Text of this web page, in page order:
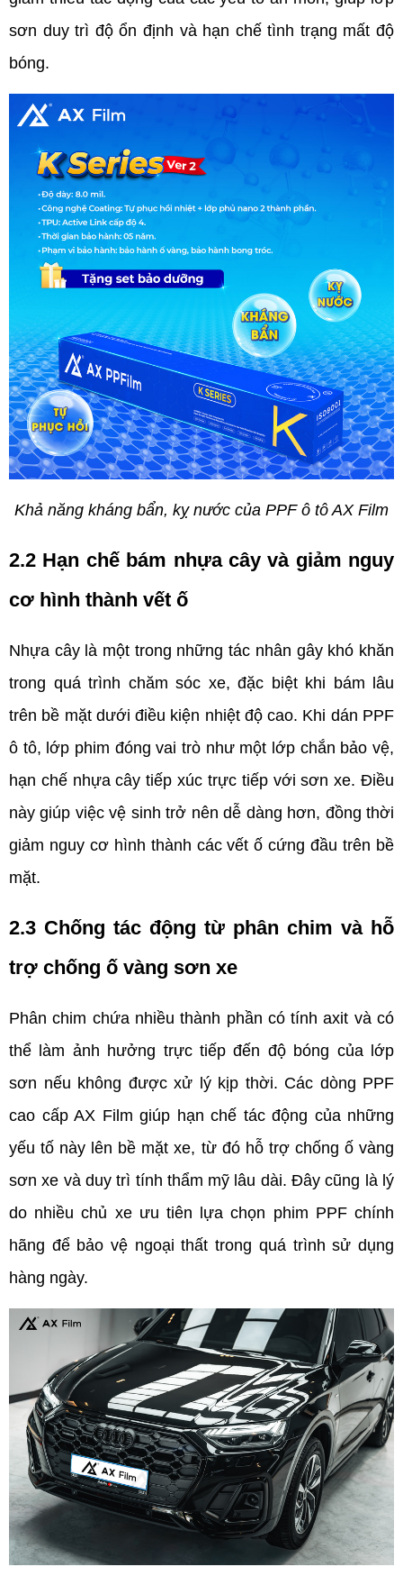
sơn duy trì độ ổn định và hạn chế tình trạng mất độ
bóng.
Khả năng kháng bẩn, kỵ nước của PPF ô tô AX Film
2.2 Hạn chế bám nhựa cây và giảm nguy
cơ hình thành vết ố
Nhựa cây là một trong những tác nhân gây khó khăn
trong quá trình chăm sóc xe, đặc biệt khi bám lâu
trên bề mặt dưới điều kiện nhiệt độ cao. Khi dán PPF
ô tô, lớp phim đóng vai trò như một lớp chắn bảo vệ,
hạn chế nhựa cây tiếp xúc trực tiếp với sơn xe. Điều
này giúp việc vệ sinh trở nên dễ dàng hơn, đồng thời
giảm nguy cơ hình thành các vết ố cứng đầu trên bề
mặt.
2.3 Chống tác động từ phân chim và hỗ
trợ chống ố vàng sơn xe
Phân chim chứa nhiều thành phần có tính axit và có
thể làm ảnh hưởng trực tiếp đến độ bóng của lớp
sơn nếu không được xử lý kịp thời. Các dòng PPF
cao cấp AX Film giúp hạn chế tác động của những
yếu tố này lên bề mặt xe, từ đó hỗ trợ chống ố vàng
sơn xe và duy trì tính thẩm mỹ lâu dài. Đây cũng là lý
do nhiều chủ xe ưu tiên lựa chọn phim PPF chính
hãng để bảo vệ ngoại thất trong quá trình sử dụng
hàng ngày.